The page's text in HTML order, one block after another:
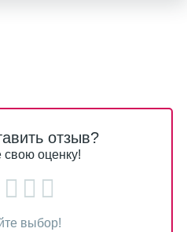
отзыв?
свою оценку!
выбор!